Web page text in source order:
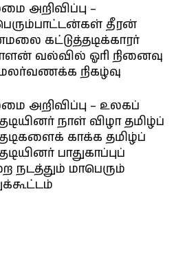
அறிவிப்பு –
தீரன்
கட்டுத்தடிக்காரர்
வல்வில் ஓரி நினைவு
நிகழ்வு
அறிவிப்பு – உலகப்
நாள் விழா தமிழ்ப்
காக்க தமிழ்ப்
பாதுகாப்புப்
நடத்தும் மாபெரும்